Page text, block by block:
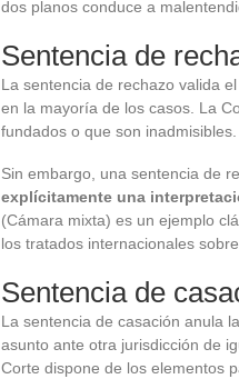
dos planos conduce a
Sentencia de
La sentencia de rechazo valida
en la mayoría de los casos. La
fundados o que son
Sin embargo, una sentencia de
explícitamente una
(Cámara mixta) es un ejemplo
los tratados internacionales
Sentencia de
La sentencia de casación anula
asunto ante otra jurisdicción de
Corte dispone de los elementos